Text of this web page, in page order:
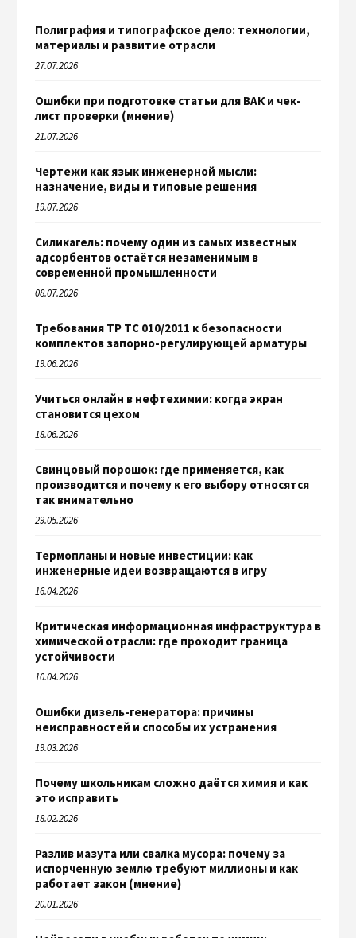
Полиграфия и типографское дело: технологии,
материалы и развитие отрасли
27.07.2026
Ошибки при подготовке статьи для ВАК и чек-
лист проверки (мнение)
21.07.2026
Чертежи как язык инженерной мысли:
назначение, виды и типовые решения
19.07.2026
Силикагель: почему один из самых известных
адсорбентов остаётся незаменимым в
современной промышленности
08.07.2026
Требования ТР ТС 010/2011 к безопасности
комплектов запорно-регулирующей арматуры
19.06.2026
Учиться онлайн в нефтехимии: когда экран
становится цехом
18.06.2026
Свинцовый порошок: где применяется, как
производится и почему к его выбору относятся
так внимательно
29.05.2026
Термопланы и новые инвестиции: как
инженерные идеи возвращаются в игру
16.04.2026
Критическая информационная инфраструктура в
химической отрасли: где проходит граница
устойчивости
10.04.2026
Ошибки дизель-генератора: причины
неисправностей и способы их устранения
19.03.2026
Почему школьникам сложно даётся химия и как
это исправить
18.02.2026
Разлив мазута или свалка мусора: почему за
испорченную землю требуют миллионы и как
работает закон (мнение)
20.01.2026